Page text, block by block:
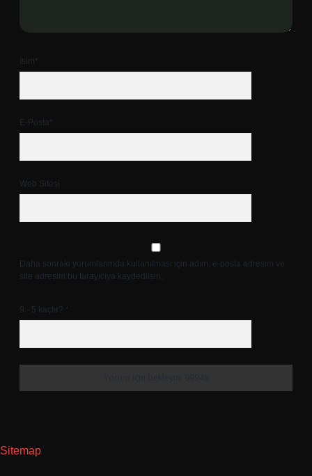
İsim*
E-Posta*
Web Sitesi
Daha sonraki yorumlarımda kullanılması için adım, e-posta adresim ve
site adresim bu tarayıcıya kaydedilsin.
9 - 5 kaçtır? *
Sitemap